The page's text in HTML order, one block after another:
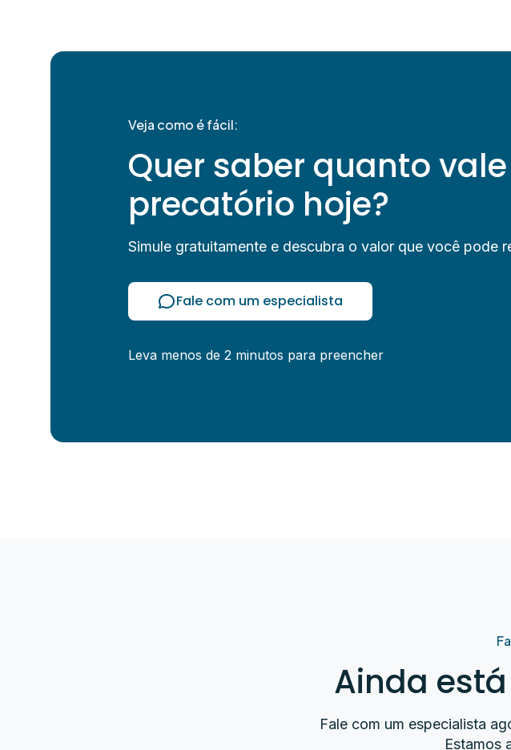
Veja como é fácil:
Quer saber quanto
precatório hoje?
Simule gratuitamente e descubra o valor que você pode
Fale com um especialista
Leva menos de 2 minutos para preencher
Ainda
Fale com um especialista
Estamos